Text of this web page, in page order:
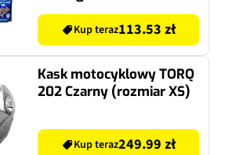
Kup teraz113.53 zł
Kask motocyklowy TORQ
202 Czarny (rozmiar XS)
Kup teraz249.99 zł